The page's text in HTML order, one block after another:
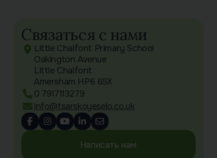
Связаться с нами
Little Chalfont Primary School
Oakington Avenue
Little Chalfont
Amersham HP6 6SX
0 7917113279
info@tsarskoyeselo.co.uk
Написать нам